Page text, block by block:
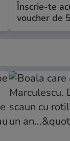
Înscrie-te
voucher de